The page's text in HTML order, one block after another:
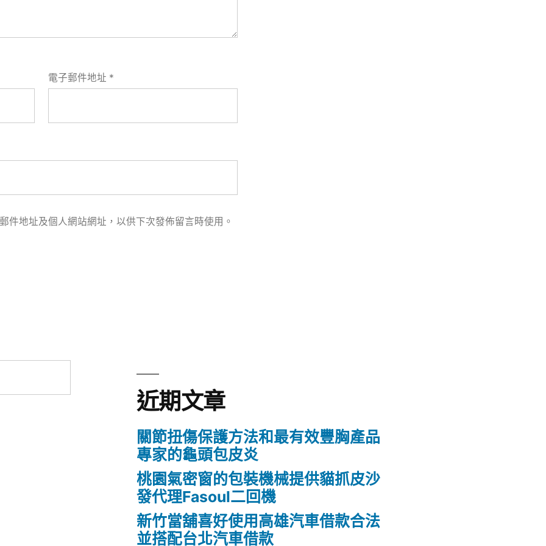
電子郵件地址 *
件地址及個人網站網址，以供下次發佈留言時使用。
近期文章
關節扭傷保護方法和最有效豐胸產品
專家的龜頭包皮炎
桃園氣密窗的包裝機械提供貓抓皮沙
發代理Fasoul二回機
新竹當舖喜好使用高雄汽車借款合法
並搭配台北汽車借款